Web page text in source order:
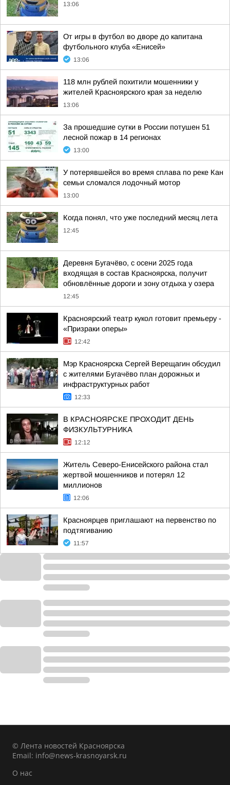
13:06
От игры в футбол во дворе до капитана
футбольного клуба «Енисей»
13:06
118 млн рублей похитили мошенники у
жителей Красноярского края за неделю
13:06
За прошедшие сутки в России потушен 51
лесной пожар в 14 регионах
13:00
У потерявшейся во время сплава по реке Кан
семьи сломался лодочный мотор
13:00
Когда понял, что уже последний месяц лета
12:45
Деревня Бугачёво, с осени 2025 года
входящая в состав Красноярска, получит
обновлённые дороги и зону отдыха у озера
12:45
Красноярский театр кукол готовит премьеру -
«Призраки оперы»
12:42
Мэр Красноярска Сергей Верещагин обсудил
с жителями Бугачёво план дорожных и
инфраструктурных работ
12:33
В КРАСНОЯРСКЕ ПРОХОДИТ ДЕНЬ
ФИЗКУЛЬТУРНИКА
12:12
Житель Северо-Енисейского района стал
жертвой мошенников и потерял 12
миллионов
12:06
Красноярцев приглашают на первенство по
подтягиванию
11:57
© Лента новостей Красноярска
Email: info@news-krasnoyarsk.ru
О нас